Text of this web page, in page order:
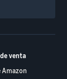
venta
Amazon